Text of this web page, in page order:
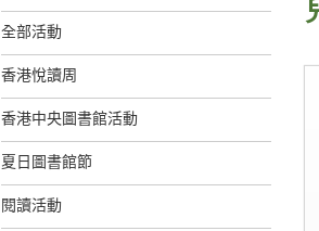
全部活動
香港悅讀周
香港中央圖書館活動
夏日圖書館節
閱讀活動